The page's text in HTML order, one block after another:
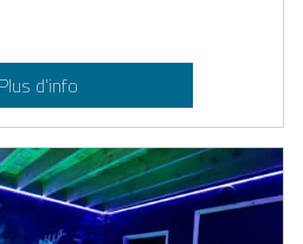
Plus d’info